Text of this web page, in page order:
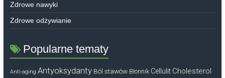
Zdrowe nawyki
Zdrowe odżywianie
Popularne tematy
Anti-aging Antyoksydanty Ból stawów Błonnik Cellulit Cholesterol